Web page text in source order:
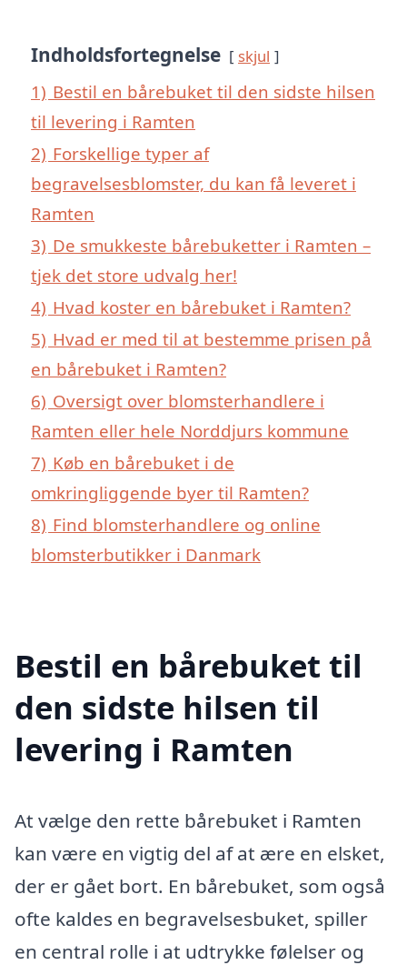
Indholdsfortegnelse skjul
1) Bestil en bårebuket til den sidste hilsen
til levering i Ramten
2) Forskellige typer af
begravelsesblomster, du kan få leveret i
Ramten
3) De smukkeste bårebuketter i Ramten –
tjek det store udvalg her!
4) Hvad koster en bårebuket i Ramten?
5) Hvad er med til at bestemme prisen på
en bårebuket i Ramten?
6) Oversigt over blomsterhandlere i
Ramten eller hele Norddjurs kommune
7) Køb en bårebuket i de
omkringliggende byer til Ramten?
8) Find blomsterhandlere og online
blomsterbutikker i Danmark
Bestil en bårebuket til
den sidste hilsen til
levering i Ramten
At vælge den rette bårebuket i Ramten
kan være en vigtig del af at ære en elsket,
der er gået bort. En bårebuket, som også
ofte kaldes en begravelsesbuket, spiller
en central rolle i at udtrykke følelser og